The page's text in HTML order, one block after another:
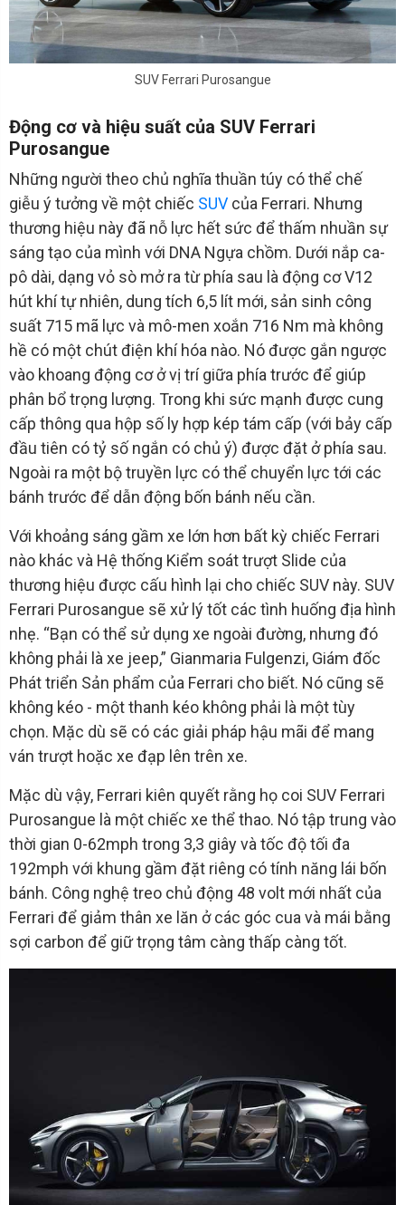
SUV Ferrari Purosangue
Động cơ và hiệu suất của SUV Ferrari
Purosangue
Những người theo chủ nghĩa thuần túy có thể chế
giễu ý tưởng về một chiếc SUV của Ferrari. Nhưng
thương hiệu này đã nỗ lực hết sức để thấm nhuần sự
sáng tạo của mình với DNA Ngựa chồm. Dưới nắp ca-
pô dài, dạng vỏ sò mở ra từ phía sau là động cơ V12
hút khí tự nhiên, dung tích 6,5 lít mới, sản sinh công
suất 715 mã lực và mô-men xoắn 716 Nm mà không
hề có một chút điện khí hóa nào. Nó được gắn ngược
vào khoang động cơ ở vị trí giữa phía trước để giúp
phân bổ trọng lượng. Trong khi sức mạnh được cung
cấp thông qua hộp số ly hợp kép tám cấp (với bảy cấp
đầu tiên có tỷ số ngắn có chủ ý) được đặt ở phía sau.
Ngoài ra một bộ truyền lực có thể chuyển lực tới các
bánh trước để dẫn động bốn bánh nếu cần.
Với khoảng sáng gầm xe lớn hơn bất kỳ chiếc Ferrari
nào khác và Hệ thống Kiểm soát trượt Slide của
thương hiệu được cấu hình lại cho chiếc SUV này. SUV
Ferrari Purosangue sẽ xử lý tốt các tình huống địa hình
nhẹ. “Bạn có thể sử dụng xe ngoài đường, nhưng đó
không phải là xe jeep,” Gianmaria Fulgenzi, Giám đốc
Phát triển Sản phẩm của Ferrari cho biết. Nó cũng sẽ
không kéo - một thanh kéo không phải là một tùy
chọn. Mặc dù sẽ có các giải pháp hậu mãi để mang
ván trượt hoặc xe đạp lên trên xe.
Mặc dù vậy, Ferrari kiên quyết rằng họ coi SUV Ferrari
Purosangue là một chiếc xe thể thao. Nó tập trung vào
thời gian 0-62mph trong 3,3 giây và tốc độ tối đa
192mph với khung gầm đặt riêng có tính năng lái bốn
bánh. Công nghệ treo chủ động 48 volt mới nhất của
Ferrari để giảm thân xe lăn ở các góc cua và mái bằng
sợi carbon để giữ trọng tâm càng thấp càng tốt.